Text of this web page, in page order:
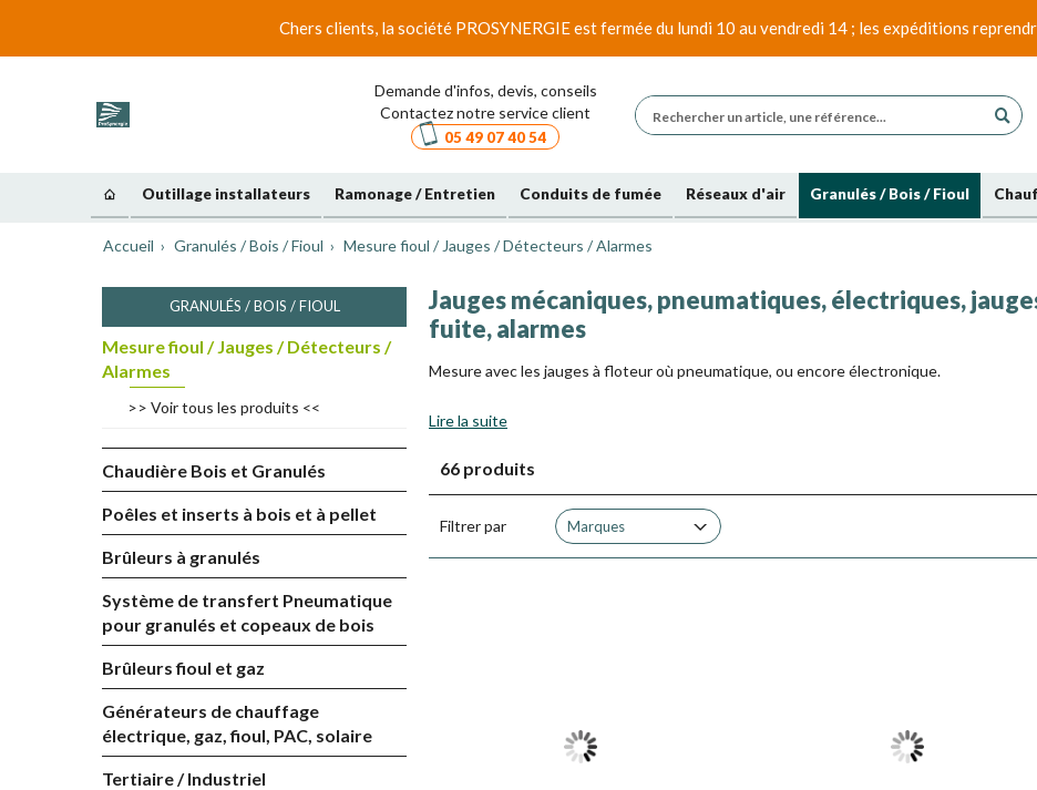
Chers clients, la société PROSYNERGIE est fermée du lundi 10 au vendredi 14 ; les expéditions
Demande d'infos, devis, conseils
Contactez notre service client
05 49 07 40 54
Outillage installateurs Ramonage / Entretien Conduits de fumée Réseaux d'air Granulés / Bois / Fioul
Accueil Granulés / Bois / Fioul Mesure fioul / Jauges / Détecteurs / Alarmes
GRANULÉS / BOIS / FIOUL
Mesure fioul / Jauges / Détecteurs /
Alarmes
>> Voir tous les produits <<
Chaudière Bois et Granulés
Poêles et inserts à bois et à pellet
Brûleurs à granulés
Système de transfert Pneumatique
pour granulés et copeaux de bois
Brûleurs fioul et gaz
Générateurs de chauffage
électrique, gaz, fioul, PAC, solaire
Tertiaire / Industriel
Jauges mécaniques, pneumatiques, électriques,
fuite, alarmes
Mesure avec les jauges à floteur où pneumatique, ou encore électronique.
Lire la suite
66 produits
Filtrer par Marques